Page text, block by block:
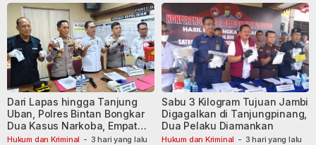
Hukum dan Kriminal - 3 hari yang lalu
Dari Lapas hingga Tanjung
Uban, Polres Bintan Bongkar
Dua Kasus Narkoba, Empat
Tersangka Dibekuk
Hukum dan Kriminal - 3 hari yang lalu
Sabu 3 Kilogram Tujuan Jambi
Digagalkan di Tanjungpinang,
Dua Pelaku Diamankan